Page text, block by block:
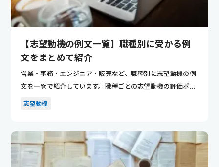
【志望動機の例文一覧】職種別に受かる例
文をまとめて紹介
営業・事務・エンジニア・販売など、職種別に志望動機の例
文を一覧で紹介しています。職種ごとの志望動機の評価ポイ
ントが分かり...
志望動機